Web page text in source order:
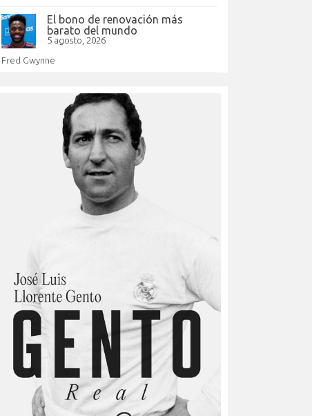
El bono de renovación más
barato del mundo
5 agosto, 2026
Fred Gwynne